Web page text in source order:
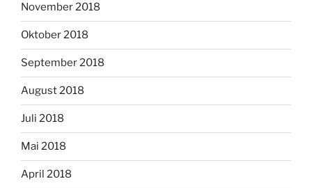
November 2018
Oktober 2018
September 2018
August 2018
Juli 2018
Mai 2018
April 2018